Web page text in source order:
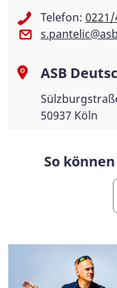
Telefon: 0221/
ASB
50937 Köln
So